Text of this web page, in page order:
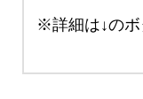
※詳細は↓のボ